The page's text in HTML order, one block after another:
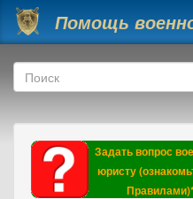
Перейти к основному содержанию
Помощь
Форма поиска
Поиск
Задать вопрос
юристу